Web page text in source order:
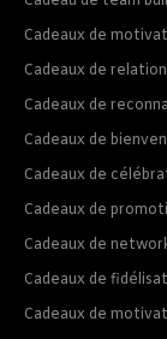
Cadeaux de
Cadeaux de
Cadeaux de
Cadeaux de
Cadeaux de
Cadeaux de
Cadeaux de
Cadeaux de
Cadeaux de